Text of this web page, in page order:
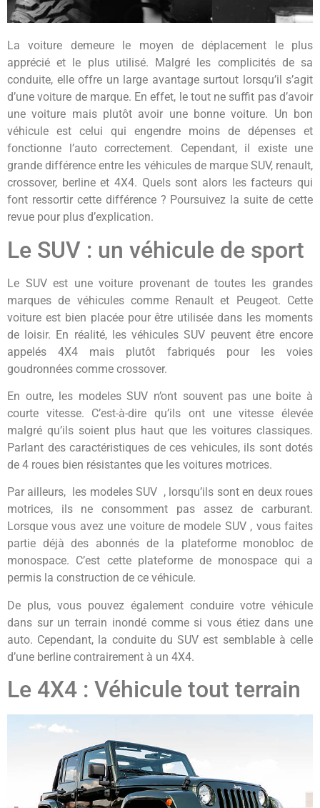
La voiture demeure le moyen de déplacement le plus
apprécié et le plus utilisé. Malgré les complicités de sa
conduite, elle offre un large avantage surtout lorsqu’il s’agit
d’une voiture de marque. En effet, le tout ne suffit pas d’avoir
une voiture mais plutôt avoir une bonne voiture. Un bon
véhicule est celui qui engendre moins de dépenses et
fonctionne l’autocorrectement. Cependant, il existe une
grande différence entre les véhicules de marque SUV, renault,
crossover, berlineet 4X4. Quels sont alors les facteurs qui
font ressortir cette différence ? Poursuivez la suite de cette
revue pour plus d’explication.
Le SUV : un véhicule de sport
Le SUV est une voiture provenant de toutes les grandes
marques de véhicules comme Renault et Peugeot. Cette
voiture est bien placée pour être utilisée dans les moments
de loisir. En réalité, les véhicules SUV peuvent être encore
appelés 4X4 mais plutôt fabriqués pour les voies
goudronnées comme crossover.
En outre, les modeles SUV n’ont souvent pas une boite à
courte vitesse. C’est-à-dire qu’ils ont une vitesse élevée
malgré qu’ils soient plus haut que les voitures classiques.
Parlant des caractéristiques de ces vehicules, ils sont dotés
de 4 roues bien résistantes que les voitures motrices.
Par ailleurs, les modeles SUV , lorsqu’ils sont en deux roues
motrices, ils ne consomment pas assez de carburant.
Lorsque vous avez une voiture de modele SUV , vous faites
partie déjà des abonnés de la plateforme monobloc de
monospace. C’est cette plateforme de monospace qui a
permis la construction de ce véhicule.
De plus, vous pouvez également conduire votre véhicule
dans sur un terrain inondé comme si vous étiez dans une
auto. Cependant, la conduite du SUV est semblable à celle
d’une berline contrairement à un 4X4.
Le 4X4 : Véhicule tout terrain